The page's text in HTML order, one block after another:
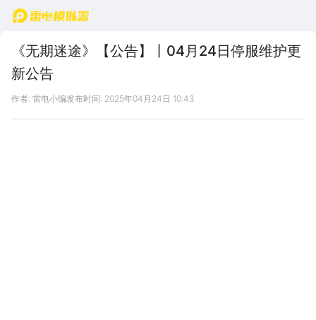
首页
《无期迷途》【公告】丨04月24日停服维护更
新公告
作者: 雷电小编发布时间: 2025年04月24日 10:43